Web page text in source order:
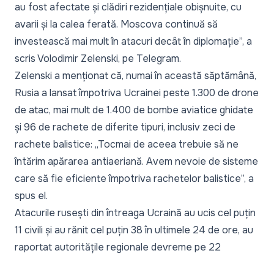
au fost afectate și clădiri rezidențiale obișnuite, cu
avarii și la calea ferată. Moscova continuă să
investească mai mult în atacuri decât în diplomație”, a
scris Volodimir Zelenski, pe Telegram.
Zelenski a menționat că, numai în această săptămână,
Rusia a lansat împotriva Ucrainei peste 1.300 de drone
de atac, mai mult de 1.400 de bombe aviatice ghidate
și 96 de rachete de diferite tipuri, inclusiv zeci de
rachete balistice: „Tocmai de aceea trebuie să ne
întărim apărarea antiaeriană. Avem nevoie de sisteme
care să fie eficiente împotriva rachetelor balistice”, a
spus el.
Atacurile rusești din întreaga Ucraină au ucis cel puțin
11 civili și au rănit cel puțin 38 în ultimele 24 de ore, au
raportat autoritățile regionale devreme pe 22